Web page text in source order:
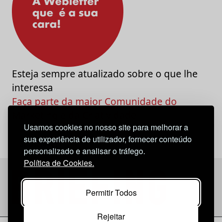
Usamos cookies no nosso site para melhorar a
sua experiência de utilizador, fornecer conteúdo
personalizado e analisar o tráfego.
Política de Cookies.
Permitir Todos
Rejeitar
Esteja sempre atualizado sobre o que lhe
interessa
Faça parte da maior Comunidade do